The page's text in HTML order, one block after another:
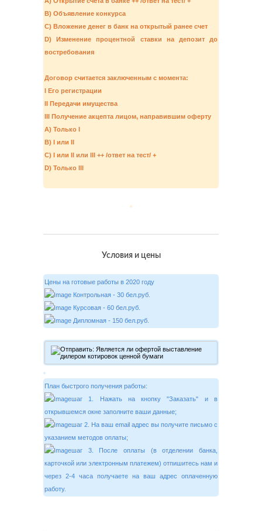
B) Объявление конкурса
C) Вложение денег в банк на открытый ранее счет
D) Изменение процентной ставки на депозит до
востребования
Договор считается заключенным с момента:
I Его регистрации
II Передачи имущества
III Получение акцепта лицом, направившим оферту
A) Только I
B) I или II
C) I или II или III ++ /ответ на тест/ +
D) Только III
Условия и цены
Цены на готовые работы в 2020 году
Контрольная - 30 бел.руб.
Курсовая - 60 бел.руб.
Дипломная - 150 бел.руб.
План быстрого получения работы:
шаг 1. Нажать на кнопку "Заказать" и в
открывшемся окне заполните ваши данные;
шаг 2. На ваш email адрес вы получите письмо с
указанием методов оплаты;
шаг 3. После оплаты (в отделении банка,
карточкой или электронным платежем) отпишитесь нам и
через 2-4 часа получаете на ваш адрес оплаченную
работу.